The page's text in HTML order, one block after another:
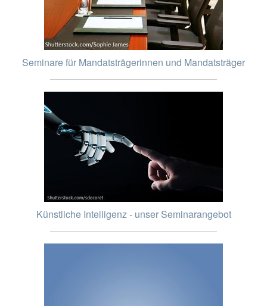
Seminare für Mandatsträgerinnen und Mandatsträger
Künstliche Intelligenz - unser Seminarangebot